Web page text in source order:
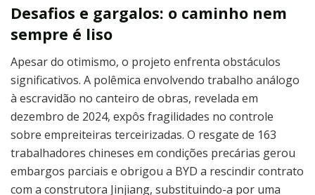
Desafios e gargalos: o caminho nem
sempre é liso
Apesar do otimismo, o projeto enfrenta obstáculos
significativos. A polêmica envolvendo trabalho análogo
à escravidão no canteiro de obras, revelada em
dezembro de 2024, expôs fragilidades no controle
sobre empreiteiras terceirizadas. O resgate de 163
trabalhadores chineses em condições precárias gerou
embargos parciais e obrigou a BYD a rescindir contrato
com a construtora Jinjiang, substituindo-a por uma